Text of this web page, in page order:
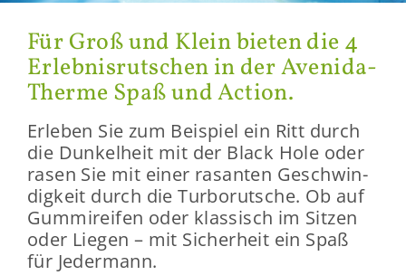
Für Groß und Klein bie­ten die 4
Er­leb­nis­rut­schen in der Avenida-​
Therme Spaß und Ac­tion.
Er­le­ben Sie zum Bei­spiel ein Ritt durch
die Dun­kel­heit mit der Black Hole oder
rasen Sie mit einer ra­san­ten Ge­schwin­
dig­keit durch die Tur­bo­rut­sche. Ob auf
Gum­mi­rei­fen oder klas­sisch im Sit­zen
oder Lie­gen – mit Si­cher­heit ein Spaß
für Je­der­mann.